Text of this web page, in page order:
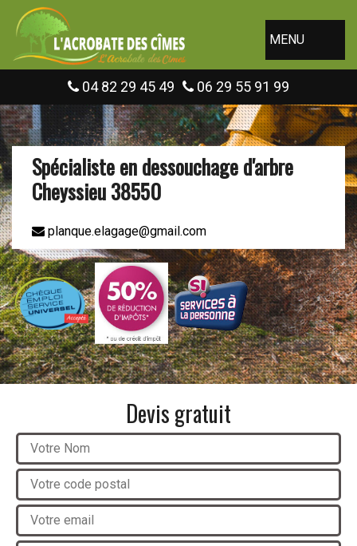
MENU
04 82 29 45 49 06 29 55 91 99
Spécialiste en dessouchage d'arbre
Cheyssieu 38550
planque.elagage@gmail.com
Devis gratuit